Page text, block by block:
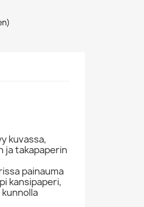
kuvassa,
ja takapaperin
painauma
kansipaperi,